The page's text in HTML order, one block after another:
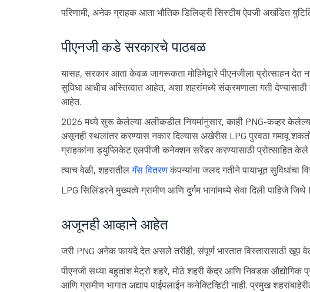
परिणामी, अनेक ग्राहक आता भौतिक डिलिव्हरी सिस्टीम ऐवजी अखंडित
पीएनजी कडे सरकारचे पाठबळ
यासह, सरकार आता केवळ जागरूकता मोहिमेद्वारे पीएनजीला प्रोत्साहन देत
सुविधा आधीच अस्तित्वात आहेत, अशा शहरांमध्ये संक्रमणाला गती
आहेत.
2026 मध्ये सुरू केलेल्या अलीकडील नियमांनुसार, काही PNG-कव्हर
असूनही स्थलांतर करण्यास नकार दिल्यास अखेरीस LPG पुरवठा गमावू
ग्राहकांना ड्युप्लिकेट एलपीजी कनेक्शन सरेंडर करण्यासाठी प्रोत्साहित
त्याच वेळी, शहरातीलगॅस वितरणकंपन्यांना जलद गतीने पायाभूत सुविधांचा
LPG सिलिंडरने मुख्यत्वे ग्रामीण आणि दुर्गम भागांमध्ये सेवा दिली पाहिजे जिथे
अजूनही आव्हाने आहेत
जरी PNG अनेक फायदे देत असले तरीही, संपूर्ण भारतात विस्तारासाठी खूप
पीएनजी सध्या बहुतांश मेट्रो शहरे, मोठे शहरी केंद्र आणि निवडक
आणि ग्रामीण भागात अद्याप पाईपलाईन कनेक्टिव्हिटी नाही. प्रमुख